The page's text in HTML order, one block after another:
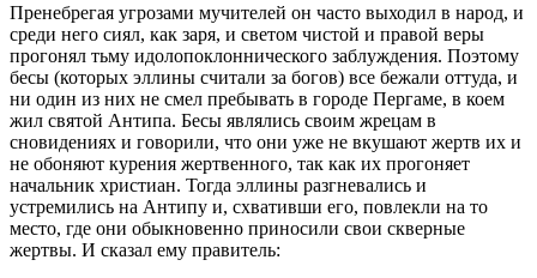
Пренебрегая угрозами мучителей он часто выходил в народ, и
среди него сиял, как заря, и светом чистой и правой веры
прогонял тьму идолопоклоннического заблуждения. Поэтому
бесы (которых эллины считали за богов) все бежали оттуда, и
ни один из них не смел пребывать в городе Пергаме, в коем
жил святой Антипа. Бесы являлись своим жрецам в
сновидениях и говорили, что они уже не вкушают жертв их и
не обоняют курения жертвенного, так как их прогоняет
начальник христиан. Тогда эллины разгневались и
устремились на Антипу и, схвативши его, повлекли на то
место, где они обыкновенно приносили свои скверные
жертвы. И сказал ему правитель: